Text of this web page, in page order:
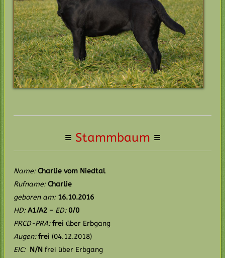
≡ Stammbaum ≡
Name: Charlie vom Niedtal
Rufname: Charlie
geboren am: 16.10.2016
HD: A1/A2 – ED: 0/0
PRCD-PRA: frei über Erbgang
Augen: frei (04.12.2018)
EIC: N/N frei über Erbgang